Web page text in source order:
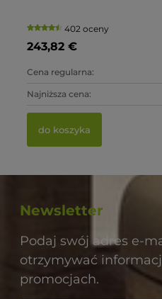
402 oceny
243,82 €
Cena regularna:
Najniższa cena:
do koszyka
Newsletter
Podaj swój adres e-
otrzymywać
promocjach.